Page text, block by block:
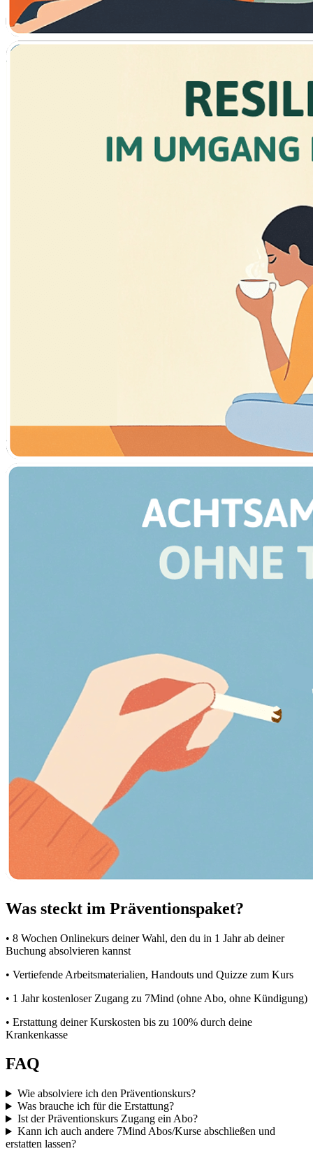
Was steckt im Präventionspaket?
• 8 Wochen Onlinekurs deiner Wahl, den du in 1 Jahr ab deiner
Buchung absolvieren kannst
• Vertiefende Arbeitsmaterialien, Handouts und Quizze zum Kurs
• 1 Jahr kostenloser Zugang zu 7Mind (ohne Abo, ohne Kündigung)
• Erstattung deiner Kurskosten bis zu 100% durch deine
Krankenkasse
FAQ
Wie absolviere ich den Präventionskurs?
Was brauche ich für die Erstattung?
Ist der Präventionskurs Zugang ein Abo?
Kann ich auch andere 7Mind Abos/Kurse abschließen und
erstatten lassen?